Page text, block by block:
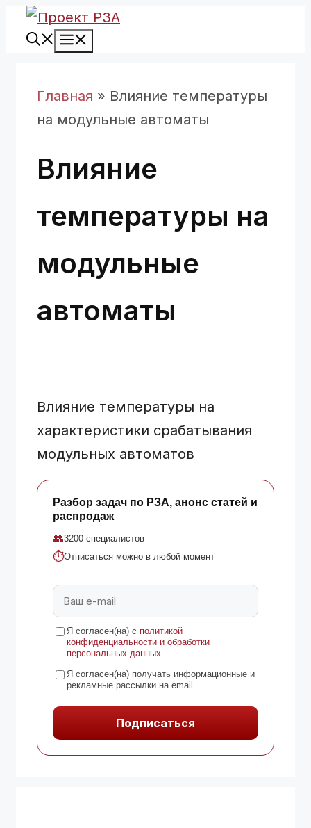
Перейти
Главная » Влияние температуры
на модульные автоматы
Влияние
температуры на
модульные
автоматы
Влияние температуры на
характеристики срабатывания
модульных автоматов
Разбор задач по РЗА, анонс статей и
распродаж
👥3200 специалистов
⏱Отписаться можно в любой момент
Я согласен(на) с политикой
конфиденциальности и обработки
персональных данных
Я согласен(на) получать информационные и
рекламные рассылки на email
Подписаться